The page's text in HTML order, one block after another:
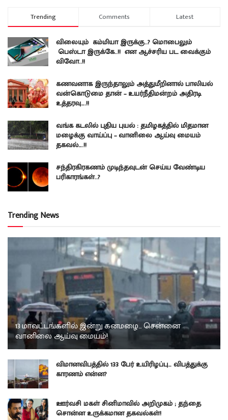
Trending Comments Latest
விலையும் கம்மியா இருக்கு..? மொபைலும்
பெஸ்டா இருக்கே..!! என ஆச்சரிய பட வைக்கும்
விவோ..!!
கணவனாக இருந்தாலும் அத்துமீறினால் பாலியல்
வன்கொடுமை தான் – உயர்நீதிமன்றம் அதிரடி
உத்தரவு….!!
வங்க கடலில் புதிய புயல் : தமிழகத்தில் மிதமான
மழைக்கு வாய்ப்பு – வானிலை ஆய்வு மையம்
தகவல்….!!
சந்திரகிரகணம் முடிந்தவுடன் செய்ய வேண்டிய
பரிகாரங்கள்..?
Trending News
13 மாவட்டங்களில் இன்று கனமழை… சென்னை
வானிலை ஆய்வு மையம்!
விமானவிபத்தில் 133 பேர் உயிரிழப்பு… விபத்துக்கு
காரணம் என்ன?
ஊர்வசி மகள் சினிமாவில் அறிமுகம் ; தந்தை
சொன்ன உருக்கமான தகவல்கள்!